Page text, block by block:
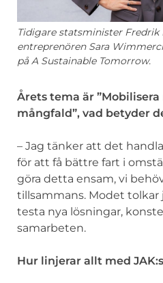
Tidigare statsminister Fredrik
entreprenören Sara
på A Sustainable Tomorrow.
Årets tema är
mångfald”, vad betyder
– Jag tänker att det
för att få bättre fart i
göra detta ensam, vi
tillsammans. Modet tolkar
testa nya lösningar,
samarbeten.
Hur linjerar allt med